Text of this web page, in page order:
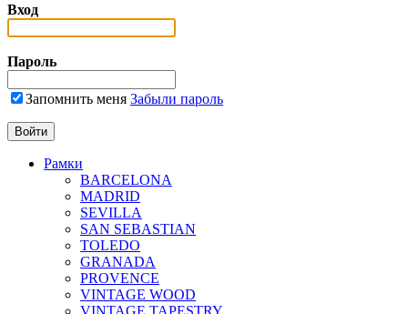
Вход
Пароль
Запомнить меня Забыли пароль
Рамки
BARCELONA
MADRID
SEVILLA
SAN SEBASTIAN
TOLEDO
GRANADA
PROVENCE
VINTAGE WOOD
VINTAGE TAPESTRY